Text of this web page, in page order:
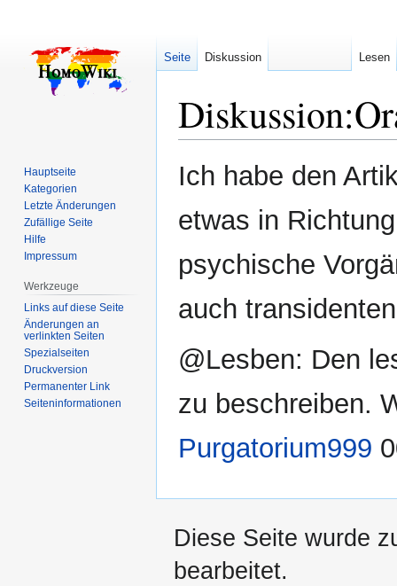
Diskussion:
Zur
Navigation
Zur
Suche
Ich habe den
etwas in
psychische
auch
@Lesben: Den
zu beschreiben.
Purgatorium999
Seite Diskussion Lesen
Hauptseite
Kategorien
Letzte Änderungen
Zufällige Seite
Hilfe
Impressum
Werkzeuge
Links auf diese Seite
Änderungen an
verlinkten Seiten
Spezialseiten
Druckversion
Permanenter Link
Seiten­­informationen
Diese Seite wurde
bearbeitet.